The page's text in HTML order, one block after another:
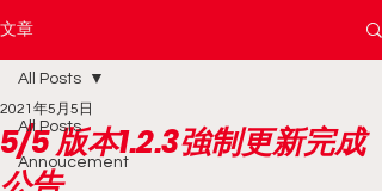
文章
All Posts
Annoucement
All Posts
5/5 版本1.2.3強制更新完成
2021年5月5日